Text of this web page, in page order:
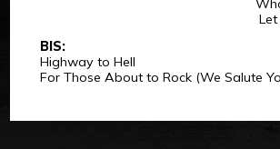
BIS:
Highway to Hell
For Those About to Rock (We Salute